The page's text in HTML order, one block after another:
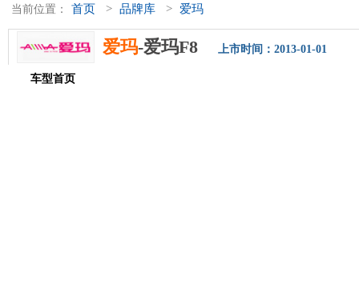
当前位置： 首页 > 品牌库 > 爱玛
爱玛-爱玛F8 上市时间：2013-01-01
车型首页